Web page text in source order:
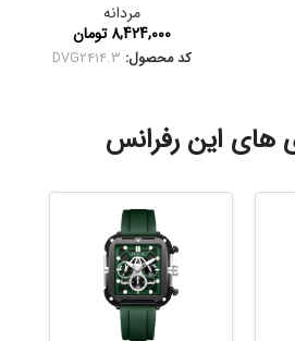
مردانه
8,424,000 تومان
کد محصول: DVG2414.3
های این رفرانس